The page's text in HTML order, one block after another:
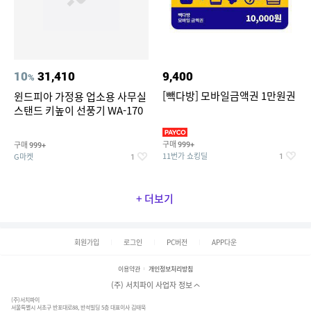
10% 31,410
윈드피아 가정용 업소용 사무실
스탠드 키높이 선풍기 WA-170
구매 999+
G마켓 1
9,400
[빽다방] 모바일금액권 1만원권
구매 999+
11번가 쇼킹딜 1
+ 더보기
회원가입 로그인 PC버전 APP다운
이용약관 개인정보처리방침
(주) 서치파이 사업자 정보
(주)서치파이
서울특별시 서초구 반포대로88, 반석빌딩 5층 대표이사 김태묵